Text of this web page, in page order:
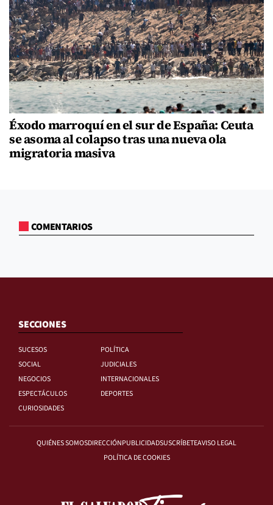
Éxodo marroquí en el sur de España: Ceuta
se asoma al colapso tras una nueva ola
migratoria masiva
COMENTARIOS
SECCIONES
SUCESOS
POLÍTICA
SOCIAL
JUDICIALES
NEGOCIOS
INTERNACIONALES
ESPECTÁCULOS
DEPORTES
CURIOSIDADES
QUIÉNES SOMOSDIRECCIÓNPUBLICIDADSUSCRÍBETEAVISO LEGAL
POLÍTICA DE COOKIES